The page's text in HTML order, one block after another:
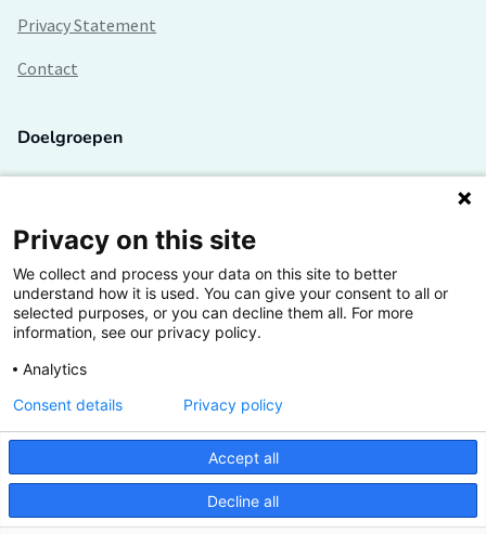
Privacy Statement
Contact
Doelgroepen
Lectoren en onderzoekers
Bedrijven
Hogescholen
De grootste kennisbank van het HBO
Inspiratie op jouw vakgebied
Vrij toegankelijk
Privacy on this site
We collect and process your data on this site to better
understand how it is used. You can give your consent to all or
selected purposes, or you can decline them all. For more
information, see our privacy policy.
Analytics
Accept all
Decline all
Consent details Privacy policy